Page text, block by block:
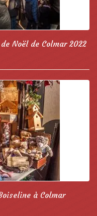
Noël de Colmar 2022
à Colmar